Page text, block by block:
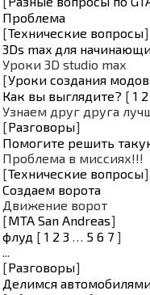
Проблема
[Технические вопросы]
3Ds max для
Уроки 3D studio max
[Уроки создания модов
Как вы выглядите? [ 1 2
Узнаем друг друга
[Разговоры]
Помогите решить
Проблема в миссиях!!!
[Технические вопросы]
Создаем ворота
Движение ворот
[MTA San Andreas]
флуд [ 1 2 3 … 5 6 7 ]
...
[Разговоры]
Делимся